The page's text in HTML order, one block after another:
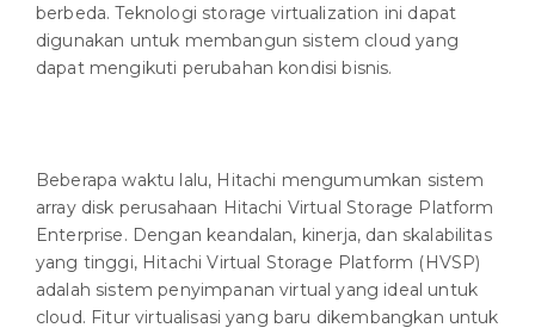
berbeda. Teknologi storage virtualization ini dapat
digunakan untuk membangun sistem cloud yang
dapat mengikuti perubahan kondisi bisnis.
Beberapa waktu lalu, Hitachi mengumumkan sistem
array disk perusahaan Hitachi Virtual Storage Platform
Enterprise. Dengan keandalan, kinerja, dan skalabilitas
yang tinggi, Hitachi Virtual Storage Platform (HVSP)
adalah sistem penyimpanan virtual yang ideal untuk
cloud. Fitur virtualisasi yang baru dikembangkan untuk